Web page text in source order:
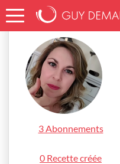
Accueil elodiec_d114
3 Abonnements
0 Recette créée